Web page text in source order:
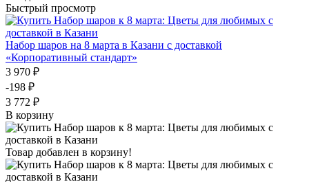
Быстрый просмотр
Набор шаров на 8 марта в Казани с доставкой
«Корпоративный стандарт»
3 970 ₽
-198 ₽
3 772 ₽
В корзину
Товар добавлен в корзину!